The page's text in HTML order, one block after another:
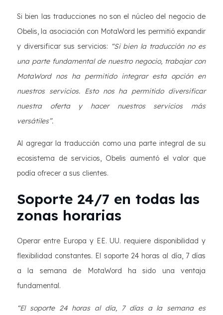
Si bien las traducciones no son el núcleo del negocio de
Obelis, la asociación con MotaWord les permitió expandir
y diversificar sus servicios: “Si bien la traducción no es
una parte fundamental de nuestro negocio, trabajar con
MotaWord nos ha permitido integrar esta opción en
nuestros servicios. Esto nos ha permitido diversificar
nuestra oferta y hacer nuestros servicios más
versátiles”.
Al agregar la traducción como una parte integral de su
ecosistema de servicios, Obelis aumentó el valor que
podía ofrecer a sus clientes.
Soporte 24/7 en todas las
zonas horarias
Operar entre Europa y EE. UU. requiere disponibilidad y
flexibilidad constantes. El soporte 24 horas al día, 7 días
a la semana de MotaWord ha sido una ventaja
fundamental.
“El soporte 24 horas al día, 7 días a la semana es